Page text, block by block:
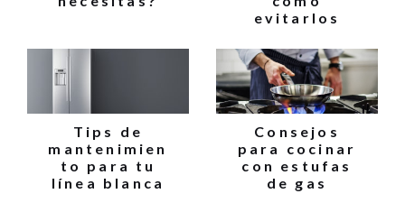
evitarlos
Tips de
mantenimien
to para tu
línea blanca
Consejos
para cocinar
con estufas
de gas